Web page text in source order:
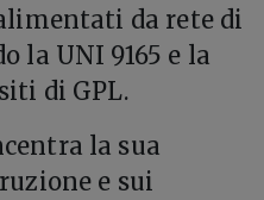
da rete di
la UNI 9165 e la
di GPL.
la sua
e sui